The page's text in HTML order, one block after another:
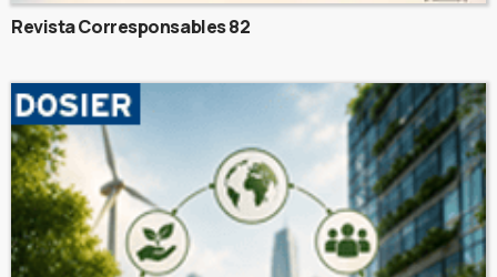
Revista Corresponsables 82